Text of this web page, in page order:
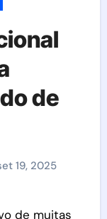
de
19, 2025
de muitas